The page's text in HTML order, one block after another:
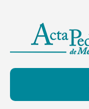
contenido